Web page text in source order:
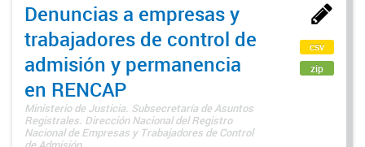
Denuncias a empresas y
trabajadores de control de
admisión y permanencia
en RENCAP
Ministerio de Justicia. Subsecretaría de Asuntos
Registrales. Dirección Nacional del Registro
Nacional de Empresas y Trabajadores de Control
csv
zip